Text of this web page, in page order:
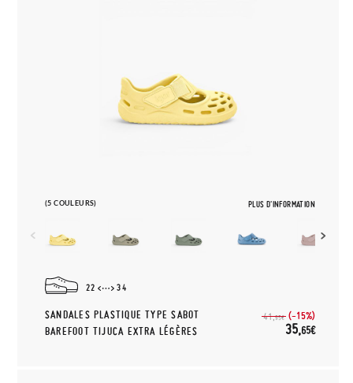
(5 COULEURS) PLUS D'INFORMATION
22 34
SANDALES PLASTIQUE TYPE SABOT
BAREFOOT TIJUCA EXTRA LÉGÈRES
41,95€ (-15%)
35,65€